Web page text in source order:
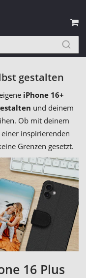
gestalten
iPhone 16+
und deinem
Ob mit deinem
inspirierenden
Grenzen gesetzt.
16 Plus